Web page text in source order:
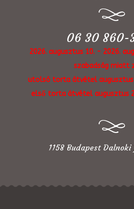
06 30 860-
2026. augusztus 10. - 2026.
szabadság miatt
utolsó torta átvétel augusztus
első torta átvétel augusztus
1158 Budapest Dalnoki